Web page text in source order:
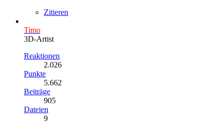
Zitieren
Timo
3D-Artist
Reaktionen
2.026
Punkte
5.662
Beiträge
905
Dateien
9